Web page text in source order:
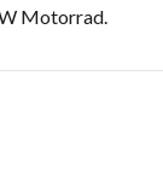
Motorrad.